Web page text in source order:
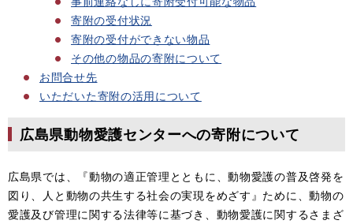
寄附の受付状況
寄附の受付ができない物品
その他の物品の寄附について
お問合せ先
いただいた寄附の活用について
広島県動物愛護センターへの寄附について
広島県では、『動物の適正管理とともに、動物愛護の普及啓発を
図り、人と動物の共生する社会の実現をめざす』ために、動物の
愛護及び管理に関する法律等に基づき、動物愛護に関するさまざ